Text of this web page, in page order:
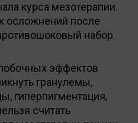
курса мезотерапии.
осложнений после
набор.
эффектов
гранулемы,
гиперпигментация,
считать